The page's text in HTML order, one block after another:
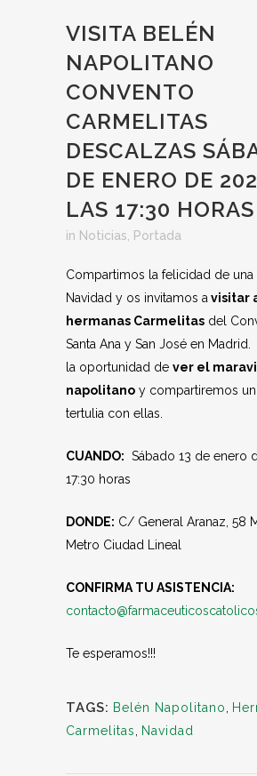
VISITA BELÉN
NAPOLITANO
CONVENTO
CARMELITAS
DESCALZAS
DE ENERO DE
LAS 17:30 HORAS
in Noticias Portada
Compartimos la felicidad de una
Navidad y os invitamos a visitar
hermanas Carmelitas del
Santa Ana y San José en Madrid.
la oportunidad de ver el
napolitano y compartiremos
tertulia con ellas.
CUANDO: Sábado 13 de enero
17:30 horas
DONDE: C/ General Aranaz, 58
Metro Ciudad Lineal
CONFIRMA TU ASISTENCIA:
Te esperamos!!!
TAGS: Belén Napolitano
Carmelitas
Navidad